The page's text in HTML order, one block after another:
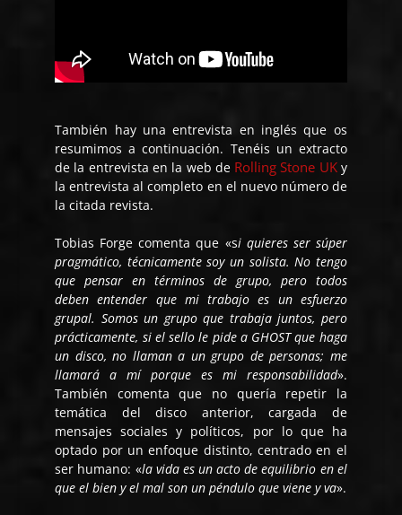
También hay una entrevista en inglés que os
resumimos a continuación. Tenéis un extracto
de la entrevista en la web de Rolling Stone UKy
la entrevista al completo en el nuevo número de
la citada revista.
Tobias Forge comenta que «si quieres ser súper
pragmático, técnicamente soy un solista. No tengo
que pensar en términos de grupo, pero todos
deben entender que mi trabajo es un esfuerzo
grupal. Somos un grupo que trabaja juntos, pero
prácticamente, si el sello le pide a GHOST que haga
un disco, no llaman a un grupo de personas; me
llamará a mí porque es mi responsabilidad».
También comenta que no quería repetir la
temática del disco anterior, cargada de
mensajes sociales y políticos, por lo que ha
optado por un enfoque distinto, centrado en el
ser humano: «la vida es un acto de equilibrio en el
que el bien y el mal son un péndulo que viene y va».